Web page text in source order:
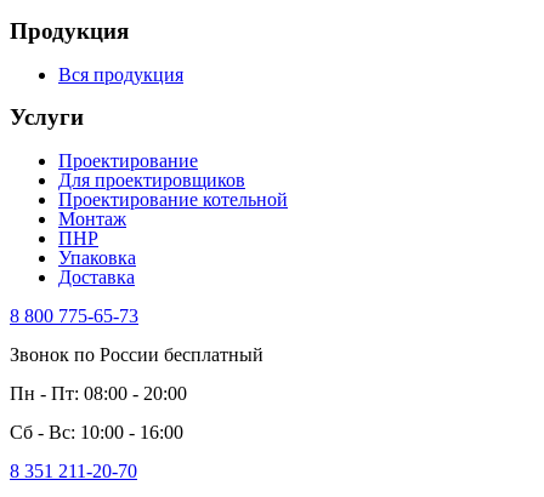
Продукция
Вся продукция
Услуги
Проектирование
Для проектировщиков
Проектирование котельной
Монтаж
ПНР
Упаковка
Доставка
8 800 775-65-73
Звонок по России бесплатный
Пн - Пт: 08:00 - 20:00
Сб - Вс: 10:00 - 16:00
8 351 211-20-70